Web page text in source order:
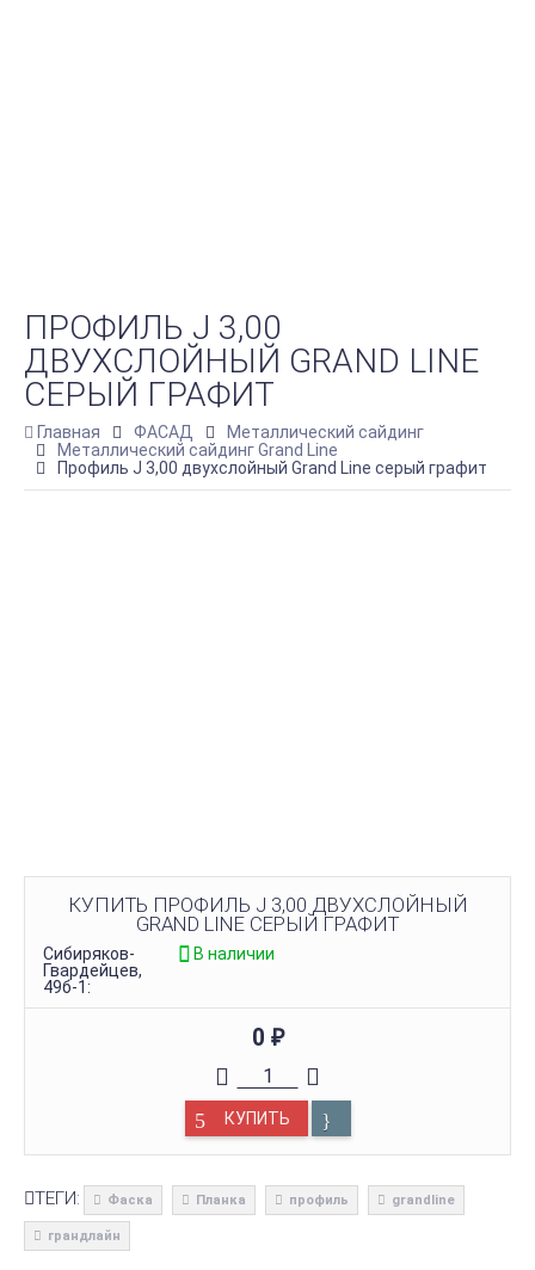
ПРОФИЛЬ J 3,00
ДВУХСЛОЙНЫЙ GRAND LINE
СЕРЫЙ ГРАФИТ
Главная ФАСАД
Металлический сайдинг
Металлический сайдинг Grand Line
Профиль J 3,00 двухслойный Grand Line серый графит
КУПИТЬ ПРОФИЛЬ J 3,00 ДВУХСЛОЙНЫЙ
GRAND LINE СЕРЫЙ ГРАФИТ
Сибиряков-
Гвардейцев,
49б-1:
В наличии
0 ₽
КУПИТЬ
ТЕГИ: Фаска Планка профиль grandline
грандлайн